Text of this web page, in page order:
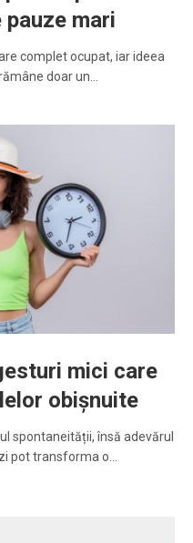
mari
complet ocupat, iar ideea
doar un…
mici care
obișnuite
spontaneității, însă adevărul
pot transforma o…